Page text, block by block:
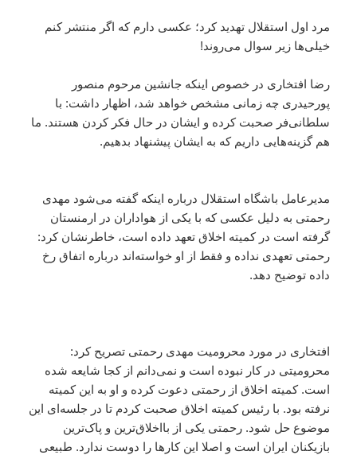
مرد اول استقلال تهدید کرد؛ عکسی دارم که اگر منتشر کنم
خیلی‌ها زیر سوال می‌روند!
رضا افتخاری در خصوص اینکه جانشین مرحوم منصور
پورحیدری چه زمانی مشخص خواهد شد، اظهار داشت: با
سلطانی‌فر صحبت کرده و ایشان در حال فکر کردن هستند. ما
هم گزینه‌هایی داریم که به ایشان پیشنهاد بدهیم.
مدیرعامل باشگاه استقلال درباره اینکه گفته می‌شود مهدی
رحمتی به دلیل عکسی که با یکی از هواداران در ارمنستان
گرفته است در کمیته اخلاق تعهد داده است، خاطرنشان کرد:
رحمتی تعهدی نداده و فقط از او خواسته‌اند درباره اتفاق رخ
داده توضیح دهد.
افتخاری در مورد محرومیت مهدی رحمتی تصریح کرد:
محرومیتی در کار نبوده است و نمی‌دانم از کجا شایعه شده
است. کمیته اخلاق از رحمتی دعوت کرده و او به این کمیته
نرفته بود. با رئیس کمیته اخلاق صحبت کردم تا در جلسه‌ای این
موضوع حل شود. رحمتی یکی از بااخلاق‌ترین و پاک‌ترین
بازیکنان ایران است و اصلا این کارها را دوست ندارد. طبیعی